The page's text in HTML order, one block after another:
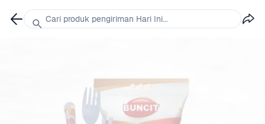
Cari produk pengiriman Hari Ini...